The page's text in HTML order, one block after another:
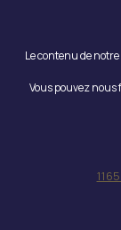
Le contenu de
Vous pouvez nous
1165